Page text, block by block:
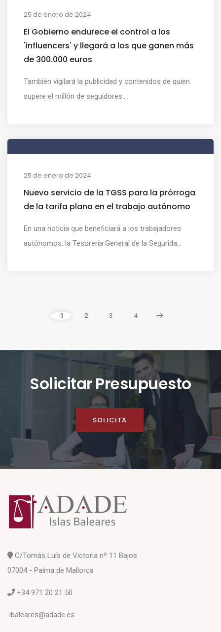
25 de enero de 2024
El Gobierno endurece el control a los
'influencers' y llegará a los que ganen más
de 300.000 euros
También vigilará la publicidad y contenidos de quien
supere el millón de seguidores....
25 de enero de 2024
Nuevo servicio de la TGSS para la prórroga
de la tarifa plana en el trabajo autónomo
En una noticia que beneficiará a los trabajadores
autónomos, la Tesorería General de la Segurida...
1 2 3 4
Solicitar Presupuesto
SOLICITA
C/Tomás Luís de Victoria nº 11 Bajos
07004 - Palma de Mallorca
+34 971 20 21 50
ibaleares@adade.es